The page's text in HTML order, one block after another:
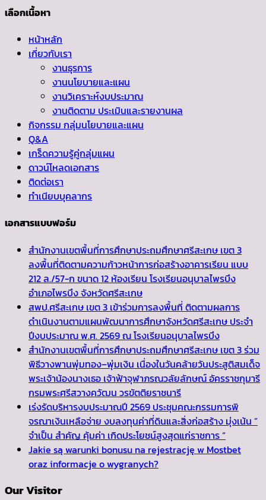
เลือกเนื้อหา
หน้าหลัก
เกี่ยวกับเรา
งานธุรการ
งานนโยบายและแผน
งานวิเคราะห์งบประมาณ
งานติดตาม ประเมินและรายงานผล
กิจกรรม กลุ่มนโยบายและแผน
Q&A
เกร็ดความรู้คู่กลุ่มแผน
ดาวน์โหลดเอกสาร
ติดต่อเรา
ทำเนียบบุคลากร
เอกสารแบบฟอร์ม
สำนักงานเขตพื้นที่การศึกษาประถมศึกษาศรีสะเกษ เขต 3
ลงพื้นที่ติดตามความก้าวหน้าการก่อสร้างอาคารเรียน แบบ
212 ล./57-ก ขนาด 12 ห้องเรียน โรงเรียนอนุบาลไพรบึง
อำเภอไพรบึง จังหวัดศรีสะเกษ
สพป.ศรีสะเกษ เขต 3 เข้าร่วมการลงพื้นที่ ติดตามผลการ
ดำเนินงานตามแผนพัฒนาการศึกษาจังหวัดศรีสะเกษ ประจำ
ปีงบประมาณ พ.ศ. 2569 ณ โรงเรียนอนุบาลไพรบึง
สำนักงานเขตพื้นที่การศึกษาประถมศึกษาศรีสะเกษ เขต 3 ร่วม
พิธีวางพานพุ่มทอง–พุ่มเงิน เนื่องในวันคล้ายวันประสูติสมเด็จ
พระเจ้าน้องนางเธอ เจ้าฟ้าจุฬาภรณวลัยลักษณ์ อัครราชกุมารี
กรมพระศรีสวางควัฒน วรขัตติยราชนารี
เร่งรัดบริหารงบประมาณปี 2569 ประชุมคณะกรรมการพิ
จรณาเงินเหลือจ่าย งบลงทุนค่าที่ดินและสิ่งก่อสร้าง มุ่งเน้น ”
จำเป็น สำคัญ คุ้มค่า เกิดประโยชน์สูงสุดแก่ราชการ “
Jakie są warunki bonusu na rejestrację w Mostbet
oraz informacje o wygranych?
Our Visitor